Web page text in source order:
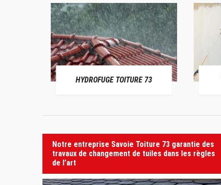
HYDROFUGE TOITURE 73
Notre entreprise Savoie Toiture 73 garantie des
travaux de changement de tuiles dans les règles
de l’art